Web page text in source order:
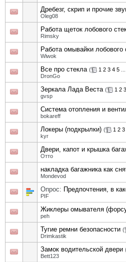
Дребезг, скрип и прочие
Oleg08
Работа щеток лобового
Rimsky
Работа омывайки лобового
Wiwok
Все про стекла ( 1 2 3 4 5
DronGo
Зеркала Лада Веста ( 1 2 3
gvsp
Система отопления и
bokareff
Локеры (подкрылки) ( 1 2 3
kyr
Двери, капот и крышка
Отто
накладка багажника как
Mondevod
Опрос: Предпочтения, в
PIF
Жиклеры омывателя
peh
Тугие ремни безопасности (
Drimkastik
Замок водительской двери
Bett123